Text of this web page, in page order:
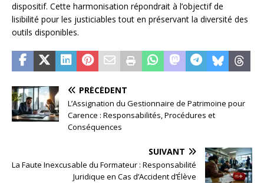
dispositif. Cette harmonisation répondrait à l’objectif de
lisibilité pour les justiciables tout en préservant la diversité des
outils disponibles.
PRÉCÉDENT
L’Assignation du Gestionnaire de Patrimoine pour
Carence : Responsabilités, Procédures et
Conséquences
SUIVANT
La Faute Inexcusable du Formateur : Responsabilité
Juridique en Cas d’Accident d’Élève